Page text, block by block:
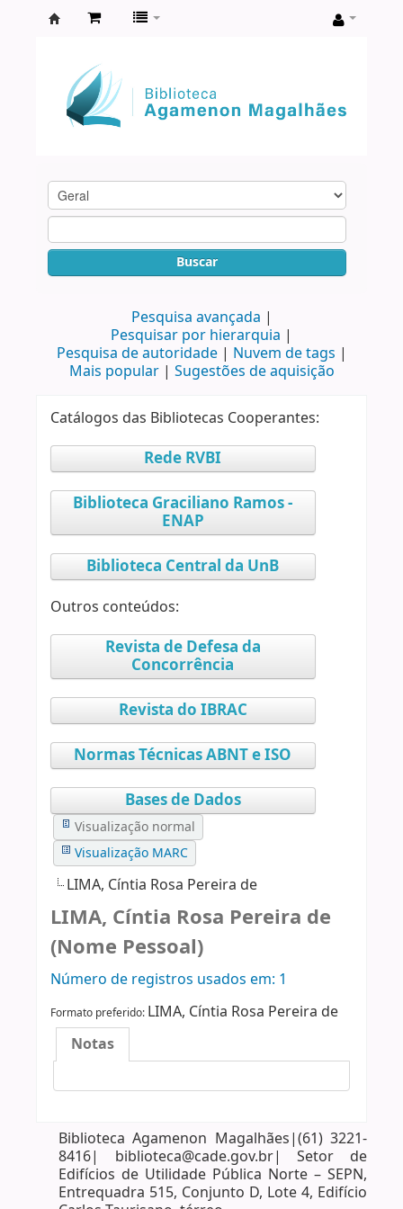
Agamenon
Magalhães
Buscar
Pesquisa avançada
Pesquisar por hierarquia
Pesquisa de autoridade
Nuvem de tags
Mais popular
Sugestões de aquisição
Catálogos das Bibliotecas Cooperantes:
Rede RVBI
Biblioteca Graciliano Ramos -
ENAP
Biblioteca Central da UnB
Outros conteúdos:
Revista de Defesa da
Concorrência
Revista do IBRAC
Normas Técnicas ABNT e ISO
Bases de Dados
Visualização normal
Visualização MARC
LIMA, Cíntia Rosa Pereira de
LIMA, Cíntia Rosa Pereira de
(Nome Pessoal)
Número de registros usados ​​em: 1
Formato preferido: LIMA, Cíntia Rosa Pereira de
Notas
Biblioteca Agamenon Magalhães|(61) 3221-
8416| biblioteca@cade.gov.br| Setor de
Edifícios de Utilidade Pública Norte – SEPN,
Entrequadra 515, Conjunto D, Lote 4, Edifício